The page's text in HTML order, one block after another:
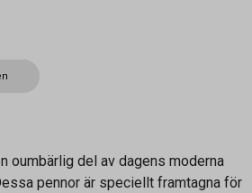
oumbärlig del av dagens moderna
pennor är speciellt framtagna för